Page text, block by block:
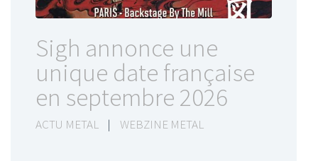
Sigh annonce une
unique date française
en septembre 2026
ACTU METAL | WEBZINE METAL